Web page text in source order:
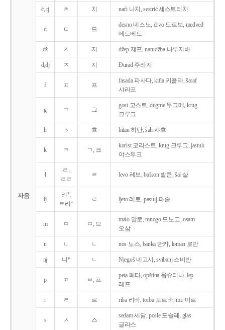
자음
ć, tj ㅊ 치 naći 나치, sestrić 세스트리치
d ㄷ 드
desno 데스노, drvo 드르보, medved
메드베드
dž ㅈ 지 džep 제프, narudžba 나루지바
đ,dj ㅈ 지 Ðurađ 주라지
f ㅍ 프
fasada 파사다, kifla 키플라, šaraf
샤라프
g ㄱ 그
gost 고스트, dugme 두그메, krug
크루그
h ㅎ 흐 hitan 히탄, šah 샤흐
k ㅋ ㄱ, 크
korist 코리스트, krug 크루그, jastuk
야스투크
l
ㄹ,
ㄹㄹ
ㄹ levo 레보, balkon 발콘, šal 샬
lj
리*,
ㄹ리*
ㄹ ljeto 레토, pasulj 파술
m ㅁ ㅁ, 므
malo 말로, mnogo 므노고, osam
오삼
n ㄴ ㄴ nos 노스, banka 반카, loman 로만
nj 니* ㄴ Njegoš 녜고시, svibanj 스비반
p ㅍ ㅂ, 프
peta 페타, opština 옵슈티나, lep
레프
r ㄹ 르 riba 리바, torba 토르바, mir 미르
s ㅅ 스
sedam 세담, posle 포슬레, glas
글라스